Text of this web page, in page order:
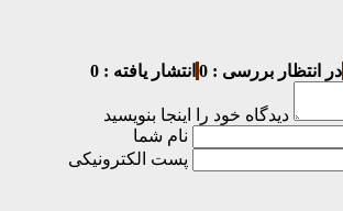
در انتظار بررسی : 0 انتشار یافته : 0
دیدگاه خود را اینجا بنویسید
نام شما
پست الکترونیکی